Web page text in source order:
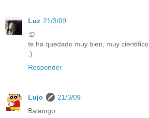
Luz 21/3/09
:D
te ha quedado muy bien, muy científico
;)
Responder
Lujo
21/3/09
Balamgo: